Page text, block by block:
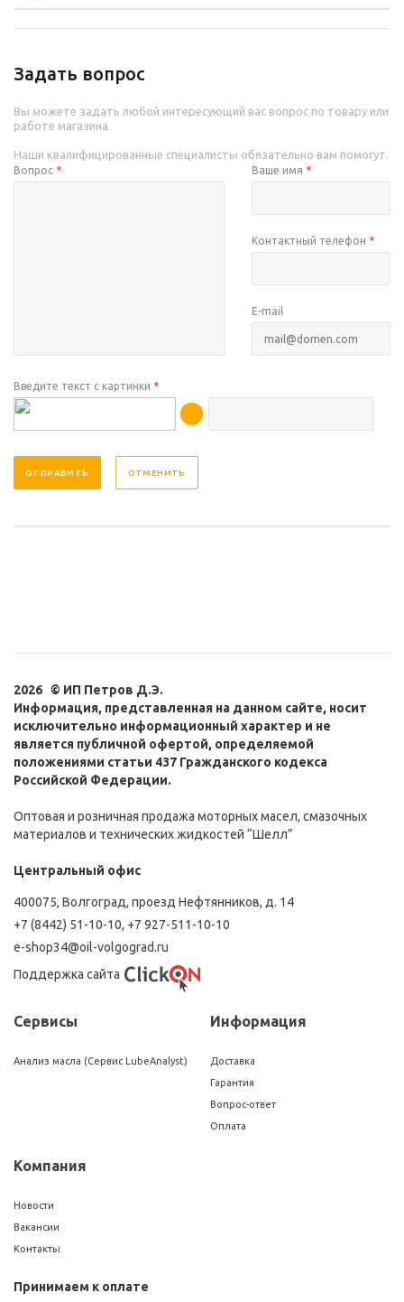
Задать вопрос
Вы можете задать любой интересующий вас вопрос по товару или
работе магазина.
Наши квалифицированные специалисты обязательно вам помогут.
Вопрос * Ваше имя *
Контактный телефон *
E-mail
Введите текст с картинки *
ОТМЕНИТЬ
2026 © ИП Петров Д.Э.
Информация, представленная на данном сайте, носит
исключительно информационный характер и не
является публичной офертой, определяемой
положениями статьи 437 Гражданского кодекса
Российской Федерации.
Оптовая и розничная продажа моторных масел, смазочных
материалов и технических жидкостей “Шелл”
Центральный офис
400075, Волгоград, проезд Нефтянников, д. 14
+7 (8442) 51-10-10, +7 927-511-10-10
e-shop34@oil-volgograd.ru
Поддержка сайта
Сервисы
Анализ масла (Сервис LubeAnalyst)
Информация
Доставка
Гарантия
Вопрос-ответ
Оплата
Компания
Новости
Вакансии
Контакты
Принимаем к оплате